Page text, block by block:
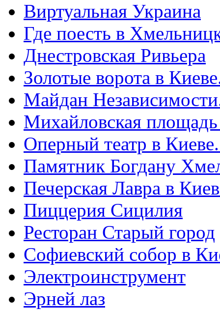
Виртуальная Украина
Где поесть в
Днестровская Ривьера
Золотые ворота в
Майдан
Михайловская
Оперный театр в
Памятник Богдану
Печерская Лавра в
Пиццерия Сицилия
Ресторан Старый город
Софиевский собор в
Электроинструмент
Эрней лаз